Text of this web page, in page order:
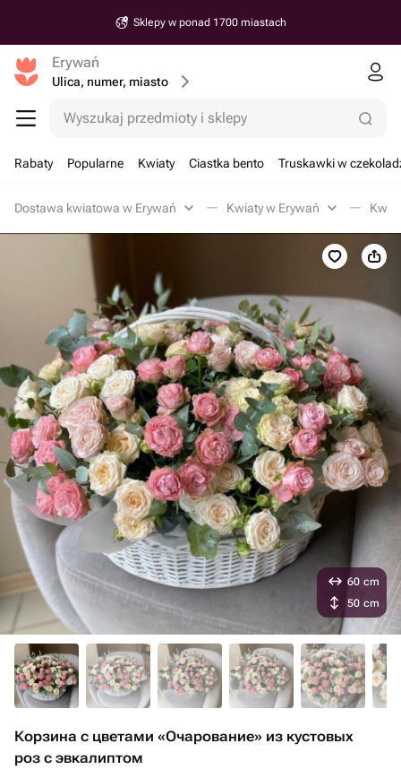
Sklepy w ponad 1700 miastach
Erywań
Ulica, numer, miasto
Wyszukaj przedmioty i sklepy
Rabaty Popularne Kwiaty Ciastka bento Truskawki w
Dostawa kwiatowa w Erywań Kwiaty w Erywań
Корзина с цветами «Очарование» из кустовых
роз с эвкалиптом
60 cm
50 cm